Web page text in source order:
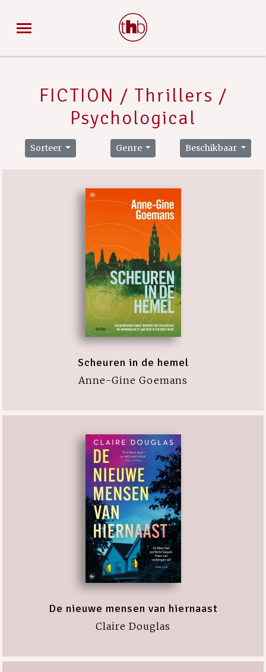
FICTION / Thrillers /
Psychological
Sorteer Genre Beschikbaar
Scheuren in de hemel
Anne-Gine Goemans
De nieuwe mensen van hiernaast
Claire Douglas